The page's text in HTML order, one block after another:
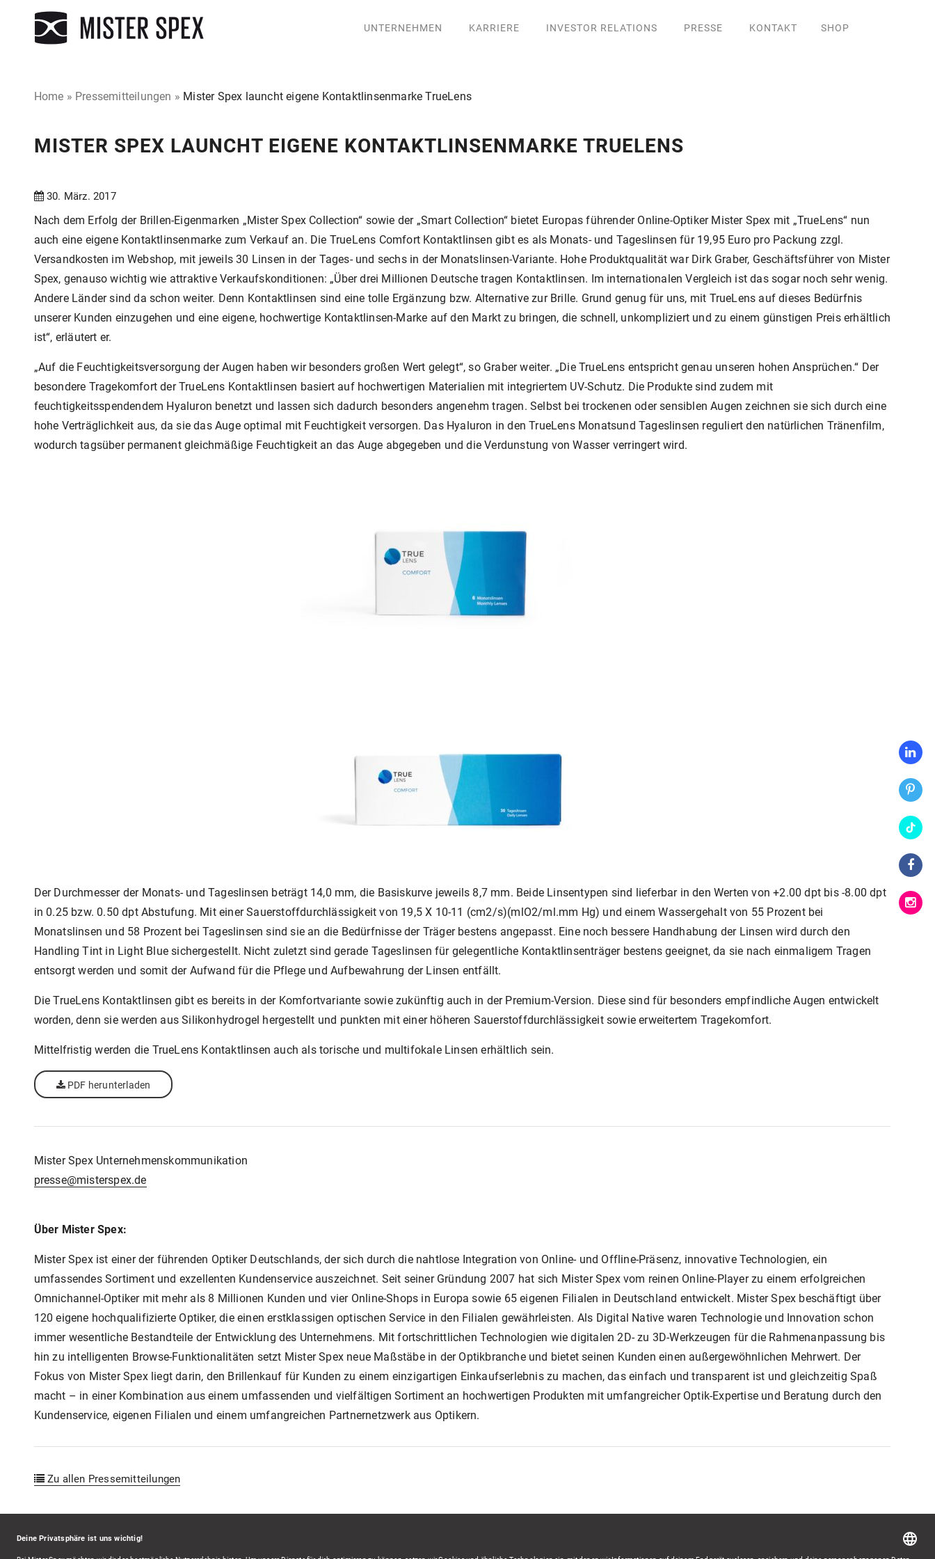
UNTERNEHMEN KARRIERE INVESTOR RELATIONS PRESSE KONTAKT SHOP
Home » Pressemitteilungen » Mister Spex launcht eigene Kontaktlinsenmarke TrueLens
MISTER SPEX LAUNCHT EIGENE KONTAKTLINSENMARKE TRUELENS
30. März. 2017
Nach dem Erfolg der Brillen-Eigenmarken „Mister Spex Collection“ sowie der „Smart Collection“ bietet Europas führender Online-Optiker Mister Spex mit „TrueLens“ nun
auch eine eigene Kontaktlinsenmarke zum Verkauf an. Die TrueLens Comfort Kontaktlinsen gibt es als Monats- und Tageslinsen für 19,95 Euro pro Packung zzgl.
Versandkosten im Webshop, mit jeweils 30 Linsen in der Tages- und sechs in der Monatslinsen-Variante. Hohe Produktqualität war Dirk Graber, Geschäftsführer von Mister
Spex, genauso wichtig wie attraktive Verkaufskonditionen: „Über drei Millionen Deutsche tragen Kontaktlinsen. Im internationalen Vergleich ist das sogar noch sehr wenig.
Andere Länder sind da schon weiter. Denn Kontaktlinsen sind eine tolle Ergänzung bzw. Alternative zur Brille. Grund genug für uns, mit TrueLens auf dieses Bedürfnis
unserer Kunden einzugehen und eine eigene, hochwertige Kontaktlinsen-Marke auf den Markt zu bringen, die schnell, unkompliziert und zu einem günstigen Preis erhältlich
ist“, erläutert er.
„Auf die Feuchtigkeitsversorgung der Augen haben wir besonders großen Wert gelegt“, so Graber weiter. „Die TrueLens entspricht genau unseren hohen Ansprüchen.“ Der
besondere Tragekomfort der TrueLens Kontaktlinsen basiert auf hochwertigen Materialien mit integriertem UV-Schutz. Die Produkte sind zudem mit
feuchtigkeitsspendendem Hyaluron benetzt und lassen sich dadurch besonders angenehm tragen. Selbst bei trockenen oder sensiblen Augen zeichnen sie sich durch eine
hohe Verträglichkeit aus, da sie das Auge optimal mit Feuchtigkeit versorgen. Das Hyaluron in den TrueLens Monatsund Tageslinsen reguliert den natürlichen Tränenfilm,
wodurch tagsüber permanent gleichmäßige Feuchtigkeit an das Auge abgegeben und die Verdunstung von Wasser verringert wird.
Der Durchmesser der Monats- und Tageslinsen beträgt 14,0 mm, die Basiskurve jeweils 8,7 mm. Beide Linsentypen sind lieferbar in den Werten von +2.00 dpt bis -8.00 dpt
in 0.25 bzw. 0.50 dpt Abstufung. Mit einer Sauerstoffdurchlässigkeit von 19,5 X 10-11 (cm2/s)(mlO2/ml.mm Hg) und einem Wassergehalt von 55 Prozent bei
Monatslinsen und 58 Prozent bei Tageslinsen sind sie an die Bedürfnisse der Träger bestens angepasst. Eine noch bessere Handhabung der Linsen wird durch den
Handling Tint in Light Blue sichergestellt. Nicht zuletzt sind gerade Tageslinsen für gelegentliche Kontaktlinsenträger bestens geeignet, da sie nach einmaligem Tragen
entsorgt werden und somit der Aufwand für die Pflege und Aufbewahrung der Linsen entfällt.
Die TrueLens Kontaktlinsen gibt es bereits in der Komfortvariante sowie zukünftig auch in der Premium-Version. Diese sind für besonders empfindliche Augen entwickelt
worden, denn sie werden aus Silikonhydrogel hergestellt und punkten mit einer höheren Sauerstoffdurchlässigkeit sowie erweitertem Tragekomfort.
Mittelfristig werden die TrueLens Kontaktlinsen auch als torische und multifokale Linsen erhältlich sein.
PDF herunterladen
Mister Spex Unternehmenskommunikation
presse@misterspex.de
Über Mister Spex:
Mister Spex ist einer der führenden Optiker Deutschlands, der sich durch die nahtlose Integration von Online- und Offline-Präsenz, innovative Technologien, ein
umfassendes Sortiment und exzellenten Kundenservice auszeichnet. Seit seiner Gründung 2007 hat sich Mister Spex vom reinen Online-Player zu einem erfolgreichen
Omnichannel-Optiker mit mehr als 8 Millionen Kunden und vier Online-Shops in Europa sowie 65 eigenen Filialen in Deutschland entwickelt. Mister Spex beschäftigt über
120 eigene hochqualifizierte Optiker, die einen erstklassigen optischen Service in den Filialen gewährleisten. Als Digital Native waren Technologie und Innovation schon
immer wesentliche Bestandteile der Entwicklung des Unternehmens. Mit fortschrittlichen Technologien wie digitalen 2D- zu 3D-Werkzeugen für die Rahmenanpassung bis
hin zu intelligenten Browse-Funktionalitäten setzt Mister Spex neue Maßstäbe in der Optikbranche und bietet seinen Kunden einen außergewöhnlichen Mehrwert. Der
Fokus von Mister Spex liegt darin, den Brillenkauf für Kunden zu einem einzigartigen Einkaufserlebnis zu machen, das einfach und transparent ist und gleichzeitig Spaß
macht – in einer Kombination aus einem umfassenden und vielfältigen Sortiment an hochwertigen Produkten mit umfangreicher Optik-Expertise und Beratung durch den
Kundenservice, eigenen Filialen und einem umfangreichen Partnernetzwerk aus Optikern.
Zu allen Pressemitteilungen